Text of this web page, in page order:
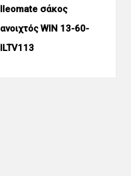
Ileomate σάκος
ανοιχτός WIN 13-60-
ILTV113